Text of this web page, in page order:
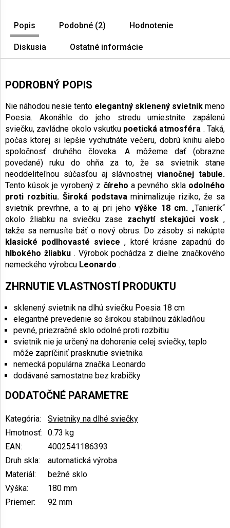
hviezdičiek.
Popis Podobné (2) Hodnotenie
Diskusia Ostatné informácie
PODROBNÝ POPIS
Nie náhodou nesie tento elegantný sklenený svietnik meno
Poesia. Akonáhle do jeho stredu umiestnite zapálenú
sviečku, zavládne okolo vskutku poetická atmosféra . Taká,
počas ktorej si lepšie vychutnáte večeru, dobrú knihu alebo
spoločnosť druhého človeka. A môžeme dať (obrazne
povedané) ruku do ohňa za to, že sa svietnik stane
neoddeliteľnou súčasťou aj slávnostnejvianočnej tabule.
Tento kúsok je vyrobený z číreho a pevného skla odolného
proti rozbitiu. Široká podstavaminimalizuje riziko, že sa
svietnik prevrhne, a to aj pri jehovýške 18 cm. „Tanierik“
okolo žliabku na sviečku zase zachytí stekajúci vosk ,
takže sa nemusíte báť o nový obrus. Do zásoby si nakúpte
klasické podlhovasté sviece , ktoré krásne zapadnú do
hlbokého žliabku. Výrobok pochádza z dielne značkového
nemeckého výrobcu Leonardo .
ZHRNUTIE VLASTNOSTÍ PRODUKTU
sklenený svietnik na dlhú sviečku Poesia 18 cm
elegantné prevedenie so širokou stabilnou základňou
pevné, priezračné sklo odolné proti rozbitiu
svietnik nie je určený na dohorenie celej sviečky, teplo
môže zapríčiniť prasknutie svietnika
nemecká populárna značka Leonardo
dodávané samostatne bez krabičky
DODATOČNÉ PARAMETRE
Kategória:
Svietniky na dlhé sviečky
Hmotnosť: 0.73 kg
EAN:
4002541186393
Druh skla:
automatická výroba
Materiál :
bežné sklo
Výška:
180 mm
Priemer: 92 mm